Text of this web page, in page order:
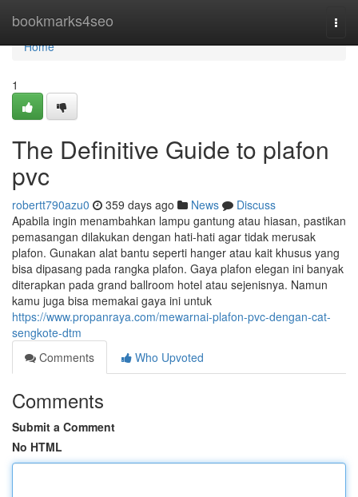
bookmarks4seo
Home
Home
1
The Definitive Guide to plafon
pvc
robertt790azu0 359 days ago News
Discuss
Apabila ingin menambahkan lampu gantung atau hiasan, pastikan
pemasangan dilakukan dengan hati-hati agar tidak merusak
plafon. Gunakan alat bantu seperti hanger atau kait khusus yang
bisa dipasang pada rangka plafon. Gaya plafon elegan ini banyak
diterapkan pada grand ballroom hotel atau sejenisnya. Namun
kamu juga bisa memakai gaya ini untuk
https://www.propanraya.com/mewarnai-plafon-pvc-dengan-cat-
sengkote-dtm
Comments
Who Upvoted
Comments
Submit a Comment
No HTML